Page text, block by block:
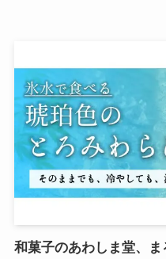
和菓子のあわしま堂、